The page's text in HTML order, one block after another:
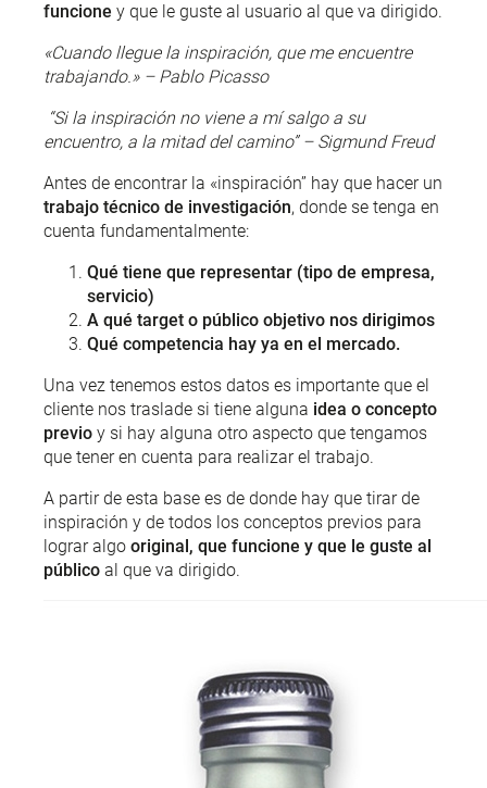
funcione y que le guste al usuario al que va dirigido.
«Cuando llegue la inspiración, que me encuentre
trabajando.» – Pablo Picasso
“Si la inspiración no viene a mí salgo a su
encuentro, a la mitad del camino” – Sigmund Freud
Antes de encontrar la «inspiración” hay que hacer un
trabajo técnico de investigación, donde se tenga en
cuenta fundamentalmente:
Qué tiene que representar (tipo de empresa,
servicio)
A qué target o público objetivo nos dirigimos
Qué competencia hay ya en el mercado.
Una vez tenemos estos datos es importante que el
cliente nos traslade si tiene alguna idea o concepto
previo y si hay alguna otro aspecto que tengamos
que tener en cuenta para realizar el trabajo.
A partir de esta base es de donde hay que tirar de
inspiración y de todos los conceptos previos para
lograr algo original, que funcione y que le guste al
público al que va dirigido.